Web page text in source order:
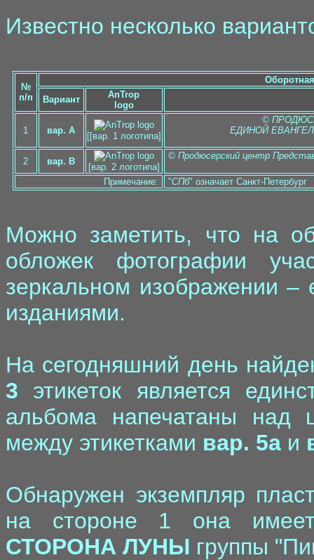
Известно несколько
№
п/п
Вариант
AnTrop
logo
1 вар. A
[[вар. 1 логотипа]
©
ЕДИНОЙ
2 вар. B
[вар. 2 логотипа]
© Продюсерский центр
Примечание: "СПб" означает Санкт-Петербург
Можно заметить, что на
обложек фотографии
зеркальном изображении –
изданиями.
На сегодняшний день
3 этикеток является
альбома напечатаны над
между этикетками вар. 5a и
Обнаружен экземпляр
на стороне 1 она
СТОРОНА ЛУНЫ группы